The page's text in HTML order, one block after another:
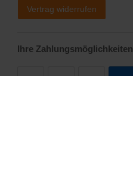
Vertrag widerrufen
Ihre Zahlungsmöglichkeiten